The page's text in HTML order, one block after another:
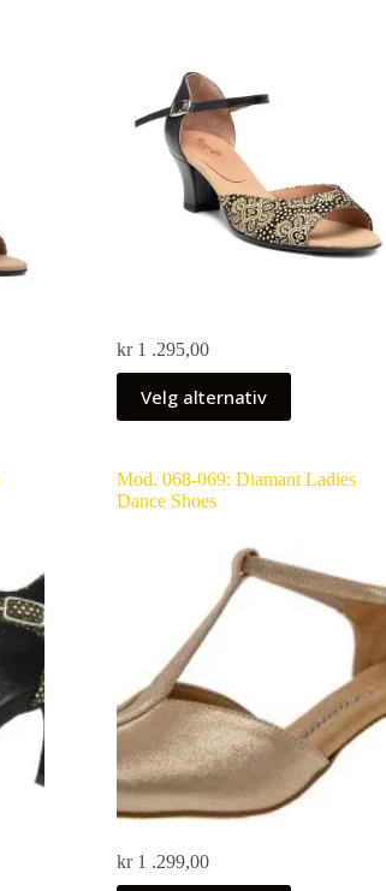
kr1 .295,00
Velg alternativ
Mod. 068-069: Diamant Ladies
Dance Shoes
kr1 .299,00